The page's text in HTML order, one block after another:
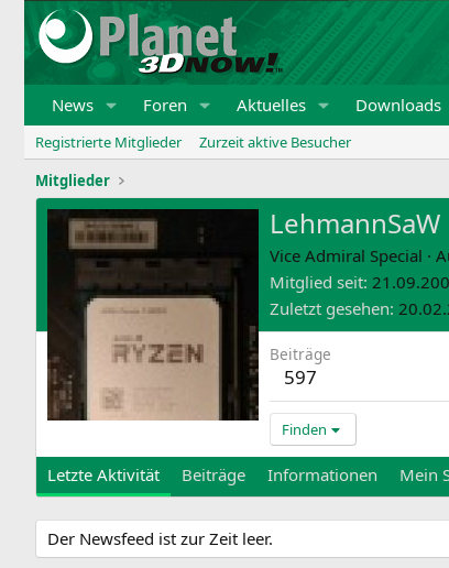
News Foren Aktuelles Downloads
Registrierte Mitglieder
Zurzeit aktive Besucher
Mitglieder
LehmannSaW
Vice Admiral Special ·
Mitglied seit
Zuletzt gesehen
Beiträge
597
Finden
Letzte Aktivität Beiträge Informationen Mein
Der Newsfeed ist zur Zeit leer.